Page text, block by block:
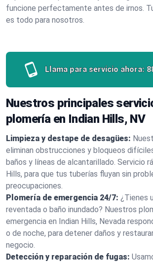
funcione perfectamente antes de irnos.
es todo para nosotros.
Llama para servicio ahora:
Nuestros principales
plomería en Indian Hills, NV
Limpieza y destape de desagües:
eliminan obstrucciones y bloqueos
baños y líneas de alcantarillado. Servicio
Hills, para que tus tuberías fluyan sin
preocupaciones.
Plomería de emergencia 24/7: ¿Tienes
reventada o baño inundado? Nuestros
emergencia en Indian Hills, Nevada
o de noche, para detener daños y
negocio.
Detección y reparación de fugas: